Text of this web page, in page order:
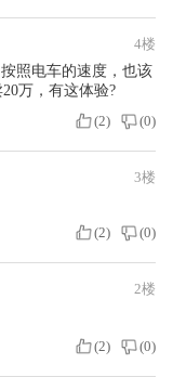
4楼
照电车的速度，也该
万，有这体验?
(2) (0)
3楼
(2) (0)
2楼
(2) (0)